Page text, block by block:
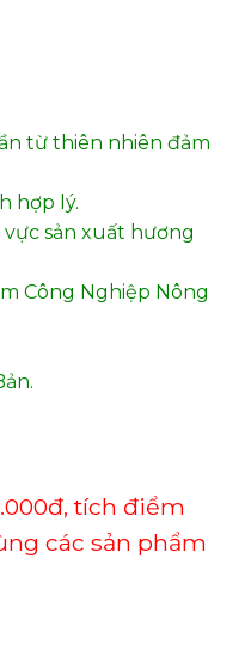
từ thiên nhiên đảm
hợp lý.
sản xuất hương
Công Nghiệp Nông
tích điểm
các sản phẩm